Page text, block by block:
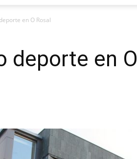
en O Rosal
deporte en